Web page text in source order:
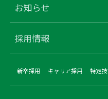
お知らせ
採用情報
新卒採用 キャリア採用 特定